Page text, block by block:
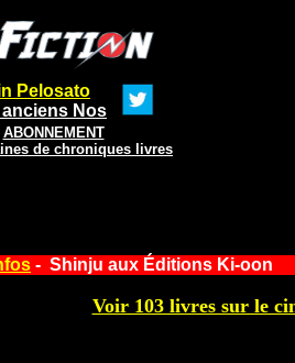
Pelosato
Nos
ABONNEMENT
de chroniques livres
- Shinju aux Éditions Ki-oon
Voir 103 livres sur le